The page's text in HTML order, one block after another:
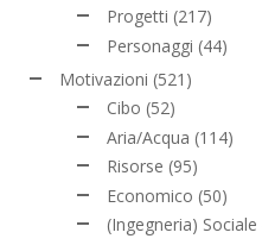
Progetti (217)
Personaggi (44)
Motivazioni (521)
Cibo (52)
Aria/Acqua (114)
Risorse (95)
Economico (50)
(Ingegneria) Sociale